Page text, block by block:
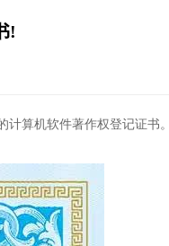
!
算机软件著作权登记证书